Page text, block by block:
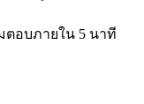
อบภายใน 5 นาที